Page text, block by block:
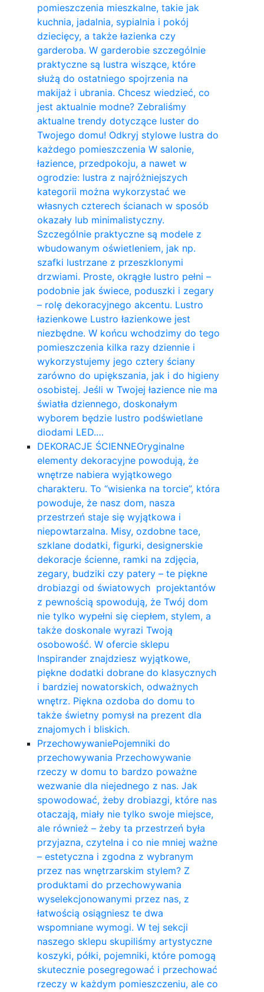
pomieszczenia mieszkalne, takie jak
kuchnia, jadalnia, sypialnia i pokój
dziecięcy, a także łazienka czy
garderoba. W garderobie szczególnie
praktyczne są lustra wiszące, które
służą do ostatniego spojrzenia na
makijaż i ubrania. Chcesz wiedzieć, co
jest aktualnie modne? Zebraliśmy
aktualne trendy dotyczące luster do
Twojego domu! Odkryj stylowe lustra do
każdego pomieszczenia W salonie,
łazience, przedpokoju, a nawet w
ogrodzie: lustra z najróżniejszych
kategorii można wykorzystać we
własnych czterech ścianach w sposób
okazały lub minimalistyczny.
Szczególnie praktyczne są modele z
wbudowanym oświetleniem, jak np.
szafki lustrzane z przeszklonymi
drzwiami. Proste, okrągłe lustro pełni –
podobnie jak świece, poduszki i zegary
– rolę dekoracyjnego akcentu. Lustro
łazienkowe Lustro łazienkowe jest
niezbędne. W końcu wchodzimy do tego
pomieszczenia kilka razy dziennie i
wykorzystujemy jego cztery ściany
zarówno do upiększania, jak i do higieny
osobistej. Jeśli w Twojej łazience nie ma
światła dziennego, doskonałym
wyborem będzie lustro podświetlane
diodami LED.…
DEKORACJE ŚCIENNEOryginalne
elementy dekoracyjne powodują, że
wnętrze nabiera wyjątkowego
charakteru. To “wisienka na torcie”, która
powoduje, że nasz dom, nasza
przestrzeń staje się wyjątkowa i
niepowtarzalna. Misy, ozdobne tace,
szklane dodatki, figurki, designerskie
dekoracje ścienne, ramki na zdjęcia,
zegary, budziki czy patery – te piękne
drobiazgi od światowych projektantów
z pewnością spowodują, że Twój dom
nie tylko wypełni się ciepłem, stylem, a
także doskonale wyrazi Twoją
osobowość. W ofercie sklepu
Inspirander znajdziesz wyjątkowe,
piękne dodatki dobrane do klasycznych
i bardziej nowatorskich, odważnych
wnętrz. Piękna ozdoba do domu to
także świetny pomysł na prezent dla
znajomych i bliskich.
PrzechowywaniePojemniki do
przechowywania Przechowywanie
rzeczy w domu to bardzo poważne
wezwanie dla niejednego z nas. Jak
spowodować, żeby drobiazgi, które nas
otaczają, miały nie tylko swoje miejsce,
ale również – żeby ta przestrzeń była
przyjazna, czytelna i co nie mniej ważne
– estetyczna i zgodna z wybranym
przez nas wnętrzarskim stylem? Z
produktami do przechowywania
wyselekcjonowanymi przez nas, z
łatwością osiągniesz te dwa
wspomniane wymogi. W tej sekcji
naszego sklepu skupiliśmy artystyczne
koszyki, półki, pojemniki, które pomogą
skutecznie posegregować i przechować
rzeczy w każdym pomieszczeniu, ale co